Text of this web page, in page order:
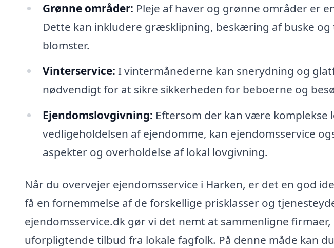
Grønne områder: Pleje af haver og grønne områder er
Dette kan inkludere græsklipning, beskæring af buske
blomster.
Vinterservice: I vintermånederne kan snerydning og
nødvendigt for at sikre sikkerheden for beboerne og
Ejendomslovgivning: Eftersom der kan være komplekse
vedligeholdelsen af ejendomme, kan ejendomsservice
aspekter og overholdelse af lokal lovgivning.
Når du overvejer ejendomsservice i Harken, er det en god
få en fornemmelse af de forskellige prisklasser og
ejendomsservice.dk gør vi det nemt at sammenligne
uforpligtende tilbud fra lokale fagfolk. På denne måde kan